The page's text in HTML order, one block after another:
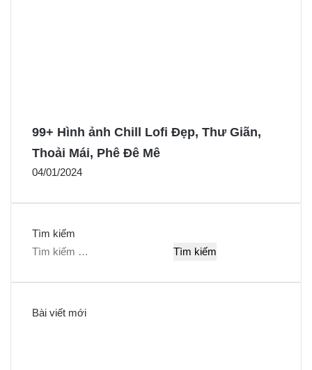
99+ Hình ảnh Chill Lofi Đẹp, Thư Giãn,
Thoải Mái, Phê Đê Mê
04/01/2024
Tìm kiếm
T
Bài viết mới